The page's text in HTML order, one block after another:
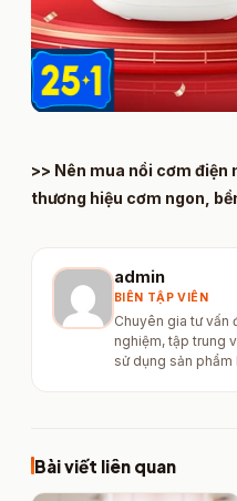
>> Nên mua nồi cơm điện
thương hiệu cơm ngon,
admin
BIÊN TẬP VIÊN
Chuyên gia tư vấn
nghiệm, tập trung
sử dụng sản phẩm
Bài viết liên quan